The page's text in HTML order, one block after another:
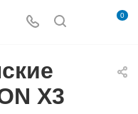
0
X3